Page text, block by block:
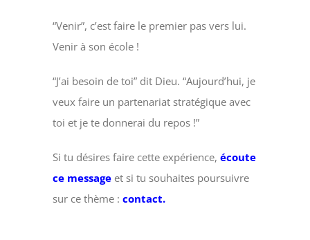
“Venir”, c’est faire le premier pas vers lui.
Venir à son école !
“J’ai besoin de toi” dit Dieu. “Aujourd’hui, je
veux faire un partenariat stratégique avec
toi et je te donnerai du repos !”
Si tu désires faire cette expérience,écoute
ce message et si tu souhaites poursuivre
sur ce thème :contact.